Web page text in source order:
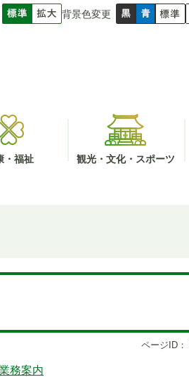
背景色変更
・福祉 観光・文化・スポーツ
ページID：
務案内